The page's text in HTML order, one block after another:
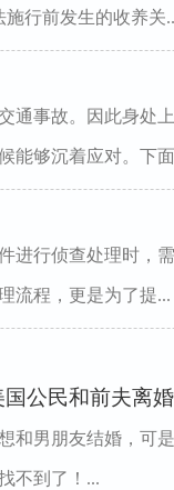
行前发生的收养关
通事故。因此身处
能够沉着应对。下
进行侦查处理时，
流程，更是为了提...
公民和前夫离
和男朋友结婚，可
不到了！...